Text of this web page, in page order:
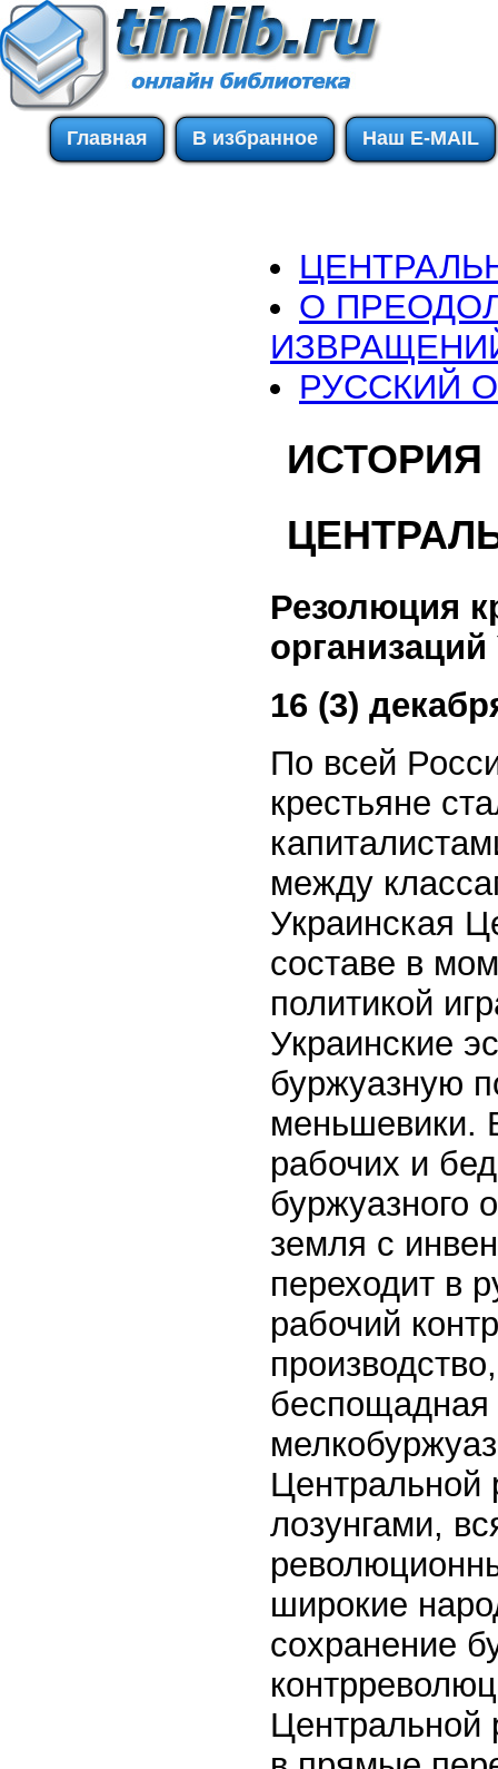
Главная В избранное Наш E-MAIL
О
РУССКИЙ
ИСТОРИЯ
Резолюция
16 (3)
По всей
крестьяне
между
Украинская
составе в
политикой
Украинские
буржуазную
меньшевики.
рабочих и
буржуазного
земля с
переходит в
рабочий
беспощадная
Центральной
лозунгами,
широкие
сохранение
Центральной